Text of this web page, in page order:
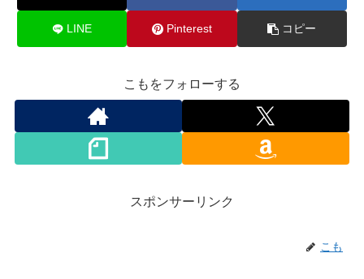
LINE Pinterest コピー
こもをフォローする
スポンサーリンク
こも